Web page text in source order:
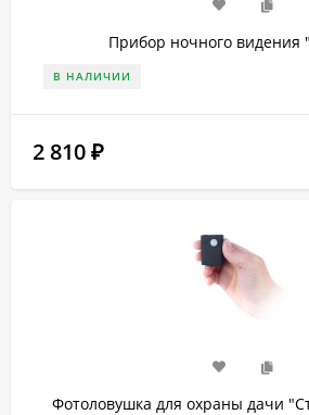
Прибор ночного видения
В НАЛИЧИИ
2 810 ₽
Фотоловушка для охраны дачи